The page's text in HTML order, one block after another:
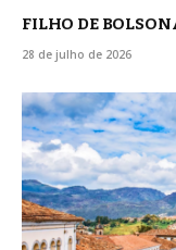
FILHO DE
28 de julho de 2026